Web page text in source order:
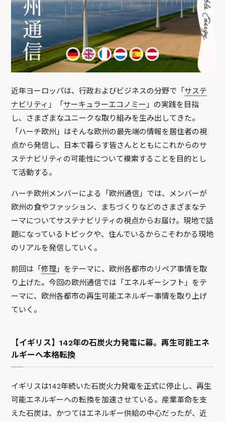
近年ヨーロッパは、行政およびビジネスの分野で「 サステ
ナビリティ 」「 サーキュラーエコノミー 」の実践を目指
し、さまざまなユニークな取り組みを生み出してきた。
「ハーチ欧州」はそんな欧州の最先端の情報を居住者の視
点から発信し、日本で暮らす皆さんとともにこれからのサ
ステナビリティの可能性について模索することを目的とし
て活動する。
ハーチ欧州メンバーによる「欧州通信」では、メンバーが
欧州の食やファッション、まちづくりなどのさまざまなテ
ーマについてサステナビリティの視点からお届け。現地で話
題になっているトピックや、住んでいるからこそわかる現地
のリアルを発信していく。
前回は「修理 」をテーマに、欧州各都市のリペア事情を取
り上げた。今回の欧州通信では「エネルギーシフト」をテ
ーマに、欧州各都市の再生可能エネルギー事情を取り上げ
ていく。
【イギリス】142年の石炭火力発電に幕。再生可能エネ
ルギーへ本格転換
イギリスは142年続いた石炭火力発電を正式に停止し、再生
可能エネルギーへの転換を加速させている。産業革命を支
えた石炭は、かつてはエネルギー供給の中心だったが、近